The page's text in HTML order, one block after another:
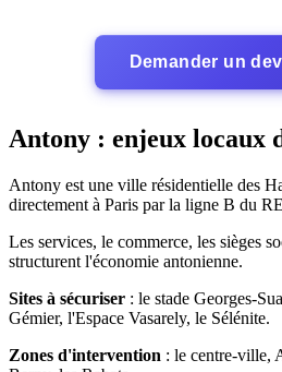
Demander un
Antony : enjeux locaux
Antony est une ville résidentielle des
directement à Paris par la ligne B du
Les services, le commerce, les sièges
structurent l'économie antonienne.
Sites à sécuriser : le stade Georges-
Gémier, l'Espace Vasarely, le Sélénite.
Zones d'intervention : le centre-ville,